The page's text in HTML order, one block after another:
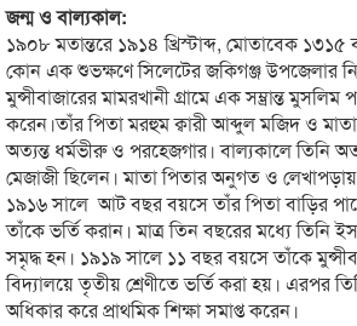
জন্ম ও বাল্যকাল:
১৯০৮ মতান্তরে ১৯১৪ খ্রিস্টাব্দ, মোতাবেক ১৩১৫
কোন এক শুভক্ষণে সিলেটের জকিগঞ্জ উপজেলার
মুন্সীবাজারের মামরখানী গ্রামে এক সম্ভ্রান্ত মুসলিম
করেন।তাঁর পিতা মরহুম ক্বারী আব্দুল মজিদ ও
অত্যন্ত ধর্মভীরু ও পরহেজগার। বাল্যকালে তিনি
মেজাজী ছিলেন। মাতা পিতার অনুগত ও
১৯১৬ সালে আট বছর বয়সে তাঁর পিতা বাড়ির
তাঁকে ভর্তি করান। মাত্র তিন বছরের মধ্যে তিনি
সমৃদ্ধ হন। ১৯১৯ সালে ১১ বছর বয়সে তাঁকে
বিদ্যালয়ে তৃতীয় শ্রেণীতে ভর্তি করা হয়। এরপর
অধিকার করে প্রাথমিক শিক্ষা সমাপ্ত করেন।